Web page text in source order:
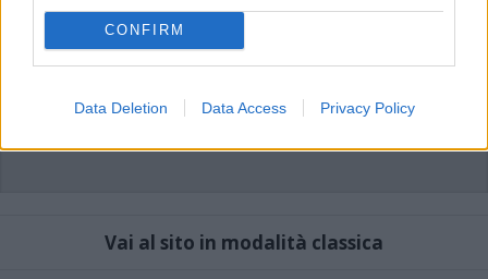
CONFIRM
Data Deletion Data Access Privacy Policy
Vai al sito in modalità classica